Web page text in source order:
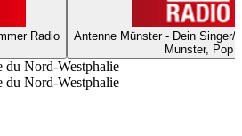
Radio
Antenne Münster - Dein Singer/
Munster, Pop
du Nord-Westphalie
du Nord-Westphalie